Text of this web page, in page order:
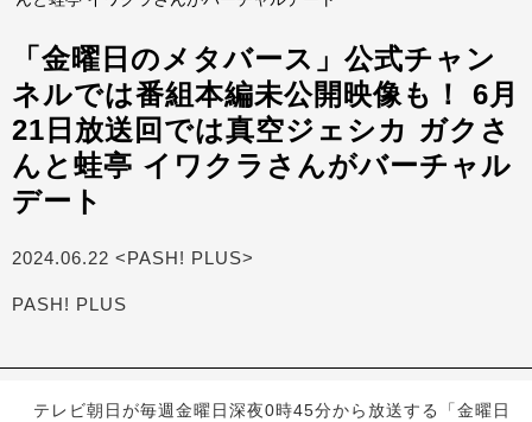
「金曜日のメタバース」公式チャン
ネルでは番組本編未公開映像も！ 6月
21日放送回では真空ジェシカ ガクさ
んと蛙亭 イワクラさんがバーチャル
デート
2024.06.22 <PASH! PLUS>
PASH! PLUS
テレビ朝日が毎週金曜日深夜0時45分から放送する「金曜日